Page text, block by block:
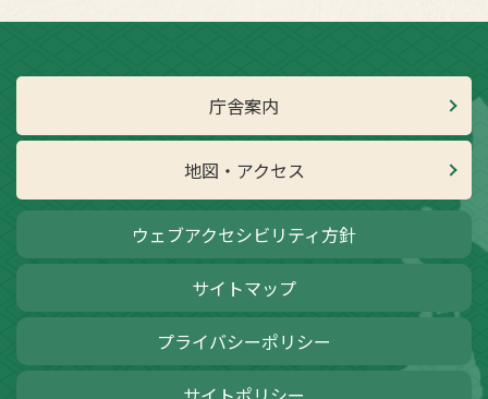
庁舎案内
地図・アクセス
ウェブアクセシビリティ方針
サイトマップ
プライバシーポリシー